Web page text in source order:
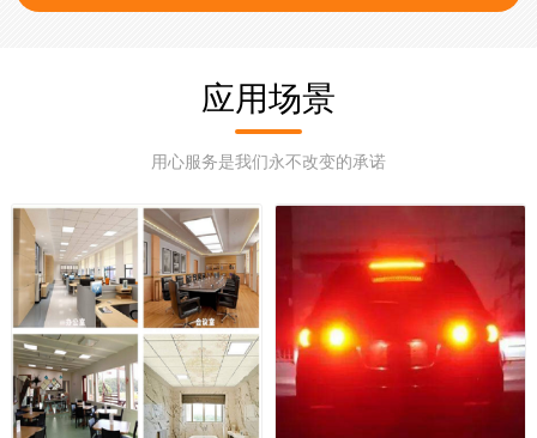
LED景观照明、LED室内照明、LED道路灯等应用照明产品
以及户外广告牌、电子显示屏、交通信号灯、标志牌、汽车
尾灯、LED发光模组、LCD背光源、LED灯饰照明、LED软/
硬光条等,是取代传统照明光源的佳之选，颜色多样：红、
黄、蓝、绿、白、紫光、七彩RGB、冰蓝色 粉红色 金黄
色、红外850/940nm等。 我司汇聚了LED行业内具有丰富经
验的管理团队和技术人才，并配备了全自动固晶；焊线；点
胶等系列先进的生产设备。完善的品质测试和保障措施。公
司秉持为客户提供优质高效的LED产品，LED照明解决方案
和技术支持。 热诚欢迎各界朋友前来参观、考察、洽谈业
应用场景
用心服务是我们永不改变的承诺